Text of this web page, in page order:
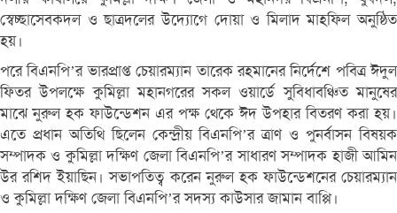
স্বেচ্ছাসেবকদল ও ছাত্রদলের উদ্যোগে দোয়া ও মিলাদ মাহফিল অনুষ্ঠিত
হয়।
পরে বিএনপি’র ভারপ্রাপ্ত চেয়ারম্যান তারেক রহমানের নির্দেশে পবিত্র ঈদুল
ফিতর উপলক্ষে কুমিল্লা মহানগরের সকল ওয়ার্ডে সুবিধাবঞ্চিত মানুষের
মাঝে নুরুল হক ফাউন্ডেশন এর পক্ষ থেকে ঈদ উপহার বিতরণ করা হয়।
এতে প্রধান অতিথি ছিলেন কেন্দ্রীয় বিএনপি’র ত্রাণ ও পুনর্বাসন বিষয়ক
সম্পাদক ও কুমিল্লা দক্ষিণ জেলা বিএনপি’র সাধারণ সম্পাদক হাজী আমিন
উর রশিদ ইয়াছিন। সভাপতিত্ব করেন নুরুল হক ফাউন্ডেশনের চেয়ারম্যান
ও কুমিল্লা দক্ষিণ জেলা বিএনপি’র সদস্য কাউসার জামান বাপ্পি।